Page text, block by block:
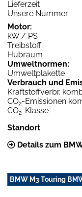
Lieferzeit
Unsere Nummer
Motor:
kW / PS
Treibstoff
Hubraum
Umweltnormen:
Umweltplakette
Verbrauch und
Kraftstoffverbr.
CO2-Emissionen
CO2-Klasse
Standort
Details zum
BMW M3 Touring